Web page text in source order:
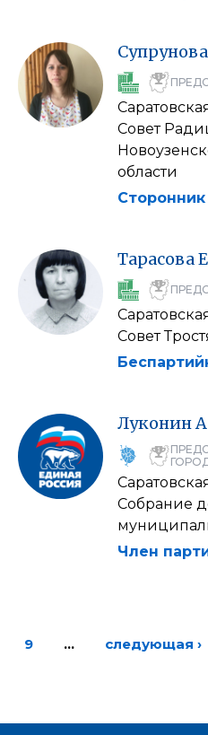
Супрунова
Совет
области
Сторонник
Тарасова
Совет
Луконин
Собрание
Член
9 … следующая ›